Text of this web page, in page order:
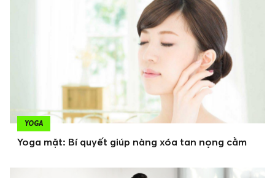
YOGA
Yoga mặt: Bí quyết giúp nàng xóa tan nọng cằm